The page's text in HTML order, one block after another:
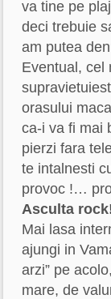
va tine pe
deci trebuie
am putea
Eventual, cel
orasului
ca-i va fi mai
pierzi fara
te intalnesti
provoc !…
Asculta
Mai lasa
ajungi in
arzi” pe
mare, de